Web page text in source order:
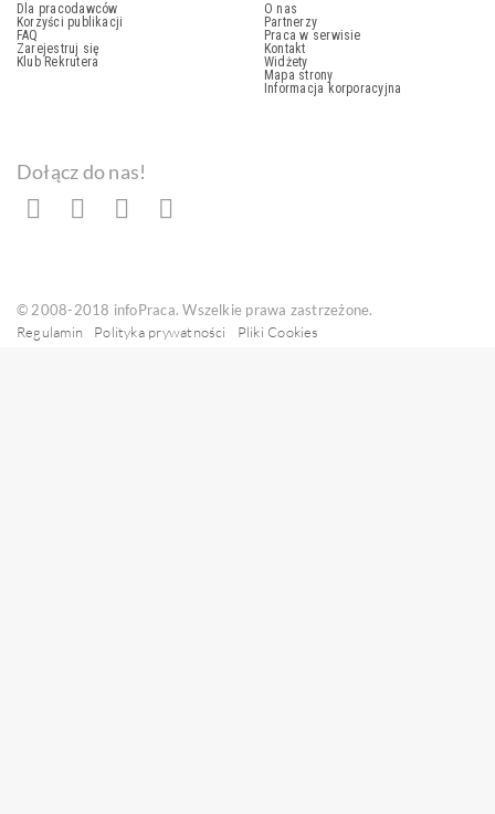
Dla pracodawców
Korzyści publikacji
FAQ
Zarejestruj się
Klub Rekrutera
O nas
Partnerzy
Praca w serwisie
Kontakt
Widżety
Mapa strony
Informacja korporacyjna
Dołącz do nas!
© 2008-2018 infoPraca. Wszelkie prawa zastrzeżone.
Regulamin
Polityka prywatności Pliki Cookies